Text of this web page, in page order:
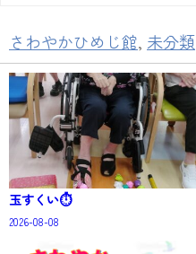
さわやかひめじ館, 未分類
玉すくい⏱️
2026-08-08